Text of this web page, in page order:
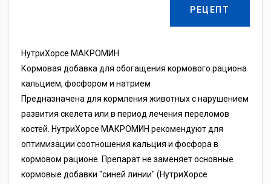
РЕЦЕПТ
НутриХорсе МАКРОМИН
Кормовая добавка для обогащения кормового рациона
кальцием, фосфором и натрием
Предназначена для кормления животных с нарушением
развития скелета или в период лечения переломов
костей. НутриХорсе МАКРОМИН рекомендуют для
оптимизации соотношения кальция и фосфора в
кормовом рационе. Препарат не заменяет основные
кормовые добавки "синей линии" (НутриХорсе